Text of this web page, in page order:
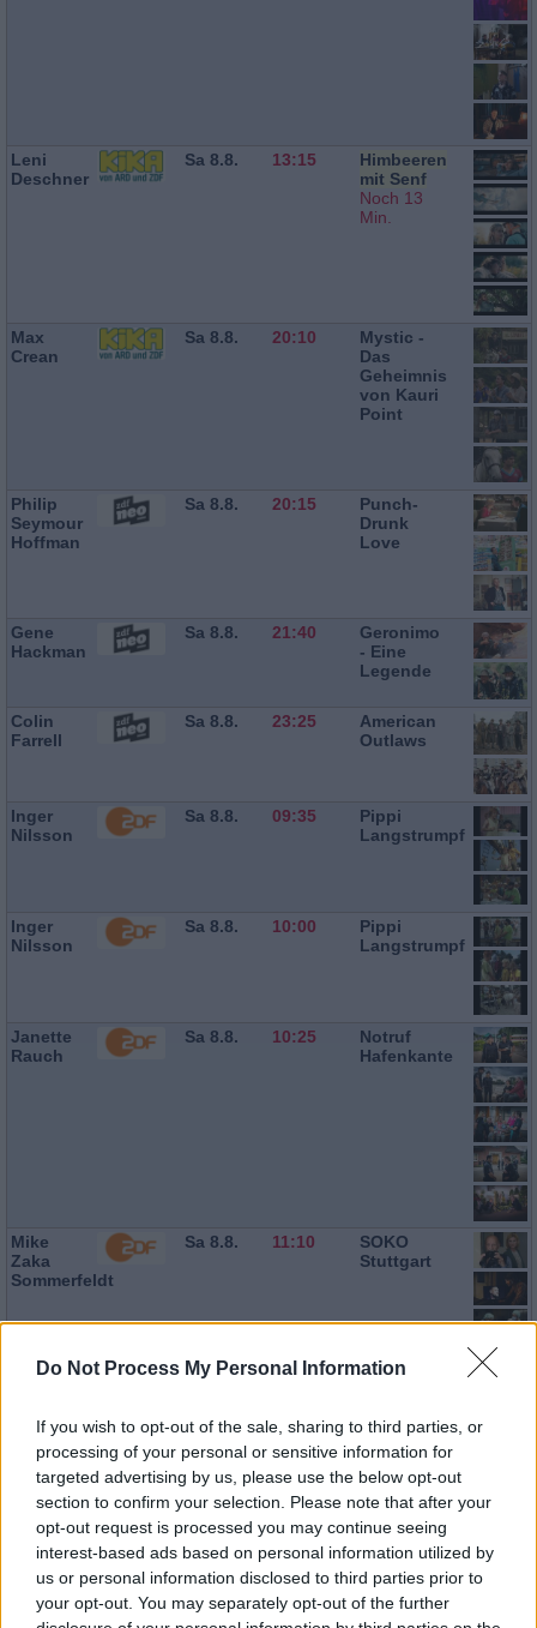
Do Not Process My Personal Information
If you wish to opt-out of the sale, sharing to third parties, or
processing of your personal or sensitive information for
targeted advertising by us, please use the below opt-out
section to confirm your selection. Please note that after your
opt-out request is processed you may continue seeing
interest-based ads based on personal information utilized by
us or personal information disclosed to third parties prior to
your opt-out. You may separately opt-out of the further
Leni
Deschner
Sa 8.8. 13:15
Himbeeren
mit Senf
Noch 13
Min.
Max
Crean
Sa 8.8. 20:10
Mystic -
Das
Geheimnis
von Kauri
Point
Philip
Seymour
Hoffman
Sa 8.8. 20:15
Punch-
Drunk
Love
Gene
Hackman
Sa 8.8. 21:40
Geronimo
- Eine
Legende
Colin
Farrell
Sa 8.8. 23:25
American
Outlaws
Inger
Nilsson
Sa 8.8. 09:35
Pippi
Langstrumpf
Inger
Nilsson
Sa 8.8. 10:00
Pippi
Langstrumpf
Janette
Rauch
Sa 8.8. 10:25
Notruf
Hafenkante
Mike
Zaka
Sommerfeldt
Sa 8.8. 11:10
SOKO
Stuttgart
Axel
Sa 8.8. 12:15
Familie
Woanders
ist es
auch
nicht
ruhiger
Jutta
Sa 8.8. 13:40